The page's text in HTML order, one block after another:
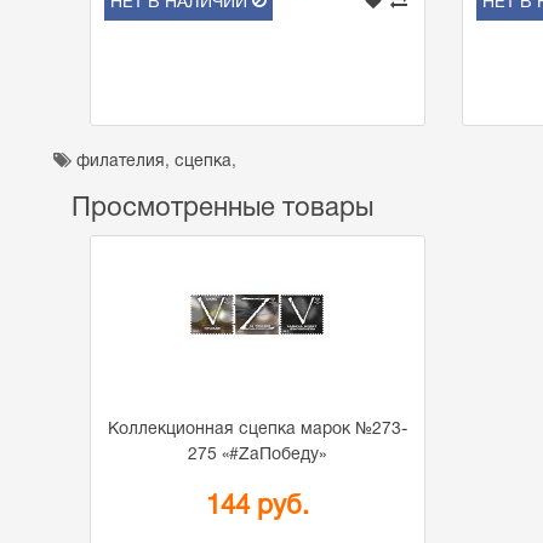
НЕТ В НАЛИЧИИ НЕТ В
филателия, сцепка,
Просмотренные товары
Коллекционная сцепка марок №273-
275 «#ZаПобеду»
144 руб.